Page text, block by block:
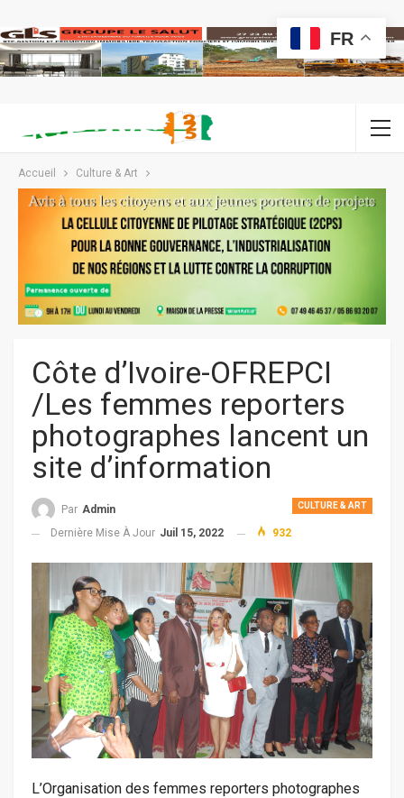
Accueil Culture & Art
Côte d’Ivoire-OFREPCI
/Les femmes reporters
photographes lancent un
site d’information
CULTURE & ART
Par Admin
Dernière Mise À Jour Juil 15, 2022 932
L’Organisation des femmes reporters photographes
FR